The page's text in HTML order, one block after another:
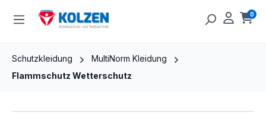
Zum Hauptinhalt springen 0
Schutzkleidung
MultiNorm Kleidung
Flammschutz Wetterschutz